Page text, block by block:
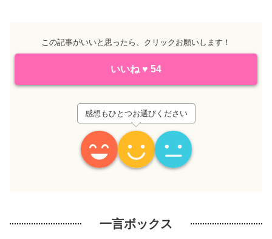
この記事がいいと思ったら、クリックお願いします！
いいね ♥ 54
感想もひとつお選びください
一言ボックス